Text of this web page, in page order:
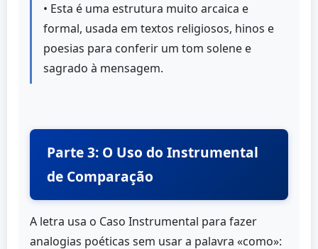
• Esta é uma estrutura muito arcaica e
formal, usada em textos religiosos, hinos e
poesias para conferir um tom solene e
sagrado à mensagem.
Parte 3: O Uso do Instrumental
de Comparação
A letra usa o Caso Instrumental para fazer
analogias poéticas sem usar a palavra «como»: